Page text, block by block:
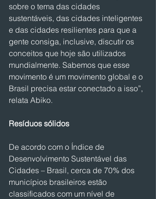
sobre o tema das cidades
sustentáveis, das cidades inteligentes
e das cidades resilientes para que a
gente consiga, inclusive, discutir os
conceitos que hoje são utilizados
mundialmente. Sabemos que esse
movimento é um movimento global e o
Brasil precisa estar conectado a isso”,
relata Abiko.
Resíduos sólidos
De acordo com o Índice de
Desenvolvimento Sustentável das
Cidades – Brasil, cerca de 70% dos
municípios brasileiros estão
classificados com um nível de